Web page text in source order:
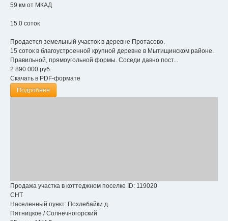
59 км от МКАД
15.0 соток
Продается земельный участок в деревне Протасово.
15 соток в благоустроенной крупной деревне в Мытищинском районе.
Правильной, прямоугольной формы. Соседи давно пост...
2 890 000 руб.
Скачать в PDF-формате
Подробнее
Продажа участка в коттеджном поселке ID: 119020
СНТ
Населенный пункт: Похлебайки д.
Пятницкое /Солнечногорский